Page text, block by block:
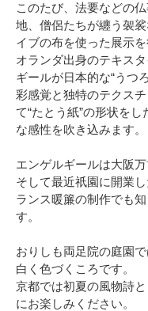
このたび、法要などの
地、僧侶たちが纏う袈
イブの布を使った展示を
オランダ出身のテキス
ギールが日本的な“うつ
彩感覚と独特のテクス
て“たとう紙”の形状を
な感性を吹き込みます。
エンゲルギールは大阪
そして最近祇園に開業
ランス暖簾の制作でも
す。
おりしも両足院の庭園
白く色づくころです。
京都では初夏の風物詩
にお楽しみください。